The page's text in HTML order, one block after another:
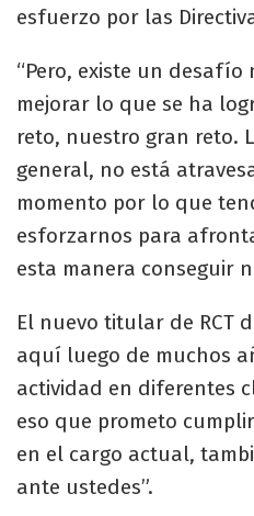
esfuerzo por las
“Pero, existe un
mejorar lo que se ha
reto, nuestro gran reto.
general, no está
momento por lo que
esforzarnos para
esta manera conseguir
El nuevo titular de RCT
aquí luego de muchos
actividad en diferentes
eso que prometo
en el cargo actual,
ante ustedes”.